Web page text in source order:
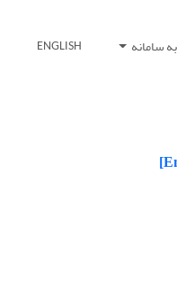
سامانه ENGLISH